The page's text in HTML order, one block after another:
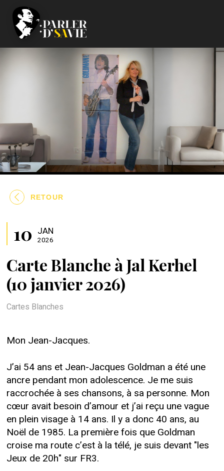
RETOUR
Carte Blanche à Jal Kerhel
(10 janvier 2026)
10 JAN
2026
Cartes Blanches
Mon Jean-Jacques.
J’ai 54 ans et Jean-Jacques Goldman a été une
ancre pendant mon adolescence. Je me suis
raccrochée à ses chansons, à sa personne. Mon
cœur avait besoin d’amour et j’ai reçu une vague
en plein visage à 14 ans. Il y a donc 40 ans, au
Noël de 1985. La première fois que Goldman
croise ma route c’est à la télé, je suis devant "les
Jeux de 20h" sur FR3.